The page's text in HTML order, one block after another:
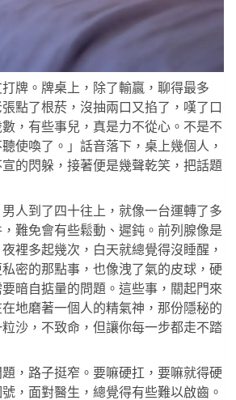
牌。牌桌上，除了輸贏，聊得最多
點了根菸，沒抽兩口又掐了，嘆了口
，有些事兒，真是力不從心。不是不
使喚了。」話音落下，桌上幾個人，
的閃躲，接著便是幾聲乾笑，把話題
人到了四十往上，就像一台運轉了多
難免會有些鬆動、遲鈍。前列腺像是
裡多起幾次，白天就總覺得沒睡醒，
密的那點事，也像洩了氣的皮球，硬
暗自掂量的問題。這些事，關起門來
地磨著一個人的精氣神，那份隱秘的
沙，不致命，但讓你每一步都走不踏
，路子挺窄。要嘛硬扛，要嘛就得硬
，面對醫生，總覺得有些難以啟齒。